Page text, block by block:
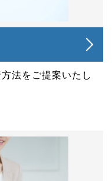
法をご提案いたし